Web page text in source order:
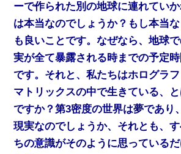
ーで作られた別の地球に連れてい
は本当なのでしょうか？もし本当
も良いことです。なぜなら、地球
実が全て暴露される時までの予定
です。それと、私たちはホログラ
マトリックスの中で生きている、
ですか？第3密度の世界は夢であり
現実なのでしょうか、それとも、
ちの意識がそのように思っている